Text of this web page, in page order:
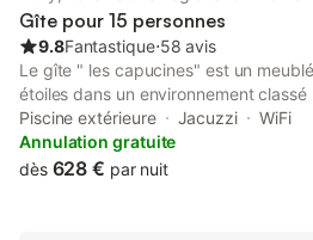
Gîte pour 15 personnes
9.8Fantastique⋅58 avis
Le gîte " les capucines" est un
étoiles dans un environnement
350 mètres carrés situé dans le parc
centre du village et de la gare SNCF
sur un terrain de 3 hectares arboré,
Piscine extérieure Jacuzzi
WiFi
Annulation gratuite
dès 628 € par nuit